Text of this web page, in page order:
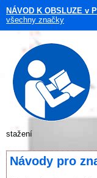
NÁVOD K OBSLUZE v
všechny značky
stažení
Návody pro